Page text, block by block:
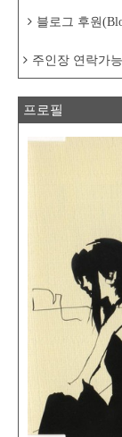
블로그 후원
주인장 연락가
프로필